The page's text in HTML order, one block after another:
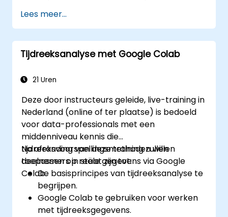
Intelligente agenten ontwikkelen die leren
via proefondervindelijk experimenteren.
De prestaties van deze agenten te
optimaliseren met technieken zoals Q-
Agenten trainen in simulaties via OpenAI
Referentieleermodellen inzetten voor
praktische doeleinden.
Lees meer...
Tijdreeksanalyse met Google Colab
21 Uren
Deze door instructeurs geleide, live-training in
Nederland (online of ter plaatse) is bedoeld
voor data-professionals met een
middenniveau kennis die
tijdreeksvoorspellingsmethoden willen
toepassen op reële gegevens via Google
Colab.
Na afronding van deze training zullen
deelnemers in staat zijn tot:
De basisprincipes van tijdreeksanalyse te
begrijpen.
Google Colab te gebruiken voor werken
met tijdreeksgegevens.